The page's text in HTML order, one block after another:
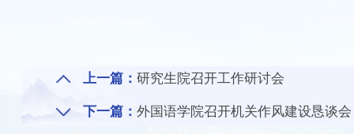
上一篇： 研究生院召开工作研讨会
下一篇： 外国语学院召开机关作风建设恳谈会